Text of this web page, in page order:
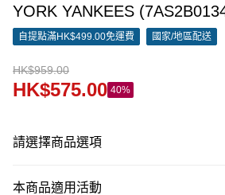
YORK YANKEES
自提點滿HK$499.00免運費 國家/地區配送
HK$959.00
HK$575.00 40%
請選擇商品選項
本商品適用活動